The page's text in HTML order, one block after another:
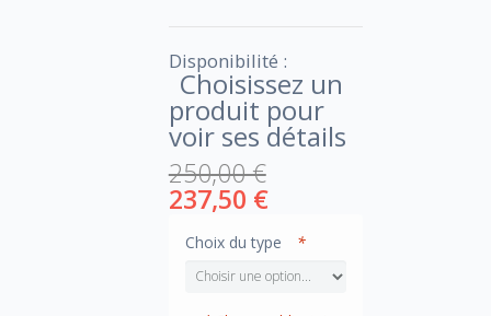
Disponibilité :
Choisissez un
produit pour
voir ses détails
250,00 €
237,50 €
*
Choix du type